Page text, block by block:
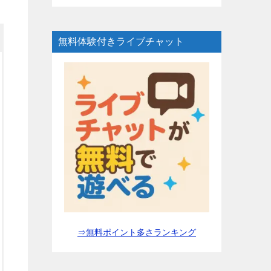
無料体験付きライブチャット
⇒無料ポイント多さランキング